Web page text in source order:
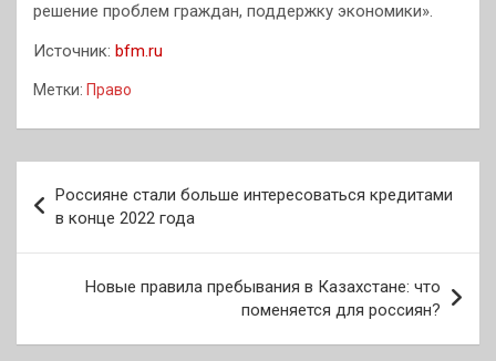
решение проблем граждан, поддержку экономики».
Источник: bfm.ru
Метки: Право
по
записям
Россияне стали больше интересоваться кредитами
в конце 2022 года
Новые правила пребывания в Казахстане: что
поменяется для россиян?